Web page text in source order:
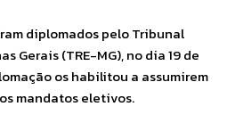
diplomados pelo Tribunal
Gerais (TRE-MG), no dia 19 de
os habilitou a assumirem
mandatos eletivos.